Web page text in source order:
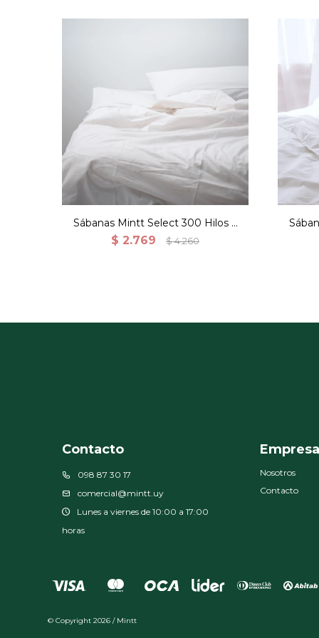
Sábanas Mintt Select 300 Hilos 2
Fundas - 1 plaza
$ 2.769 $ 4.260
Contacto
098 87 30 17
comercial@mintt.uy
Lunes a viernes de 10:00 a 17:00
horas
Nosotros
Contacto
© Copyright 2026 / Mintt